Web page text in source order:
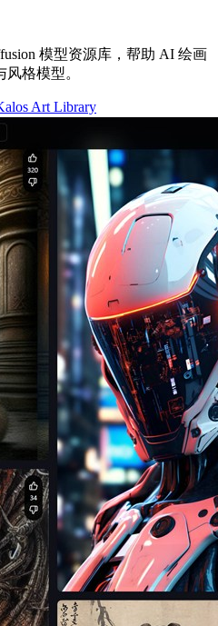
模型资源库，帮助 AI 绘画
格模型。
Art Library